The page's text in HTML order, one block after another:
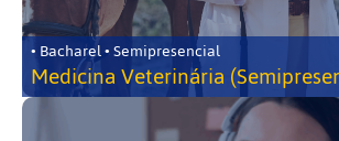
• Bacharel • Semipresencial
Medicina Veterinária